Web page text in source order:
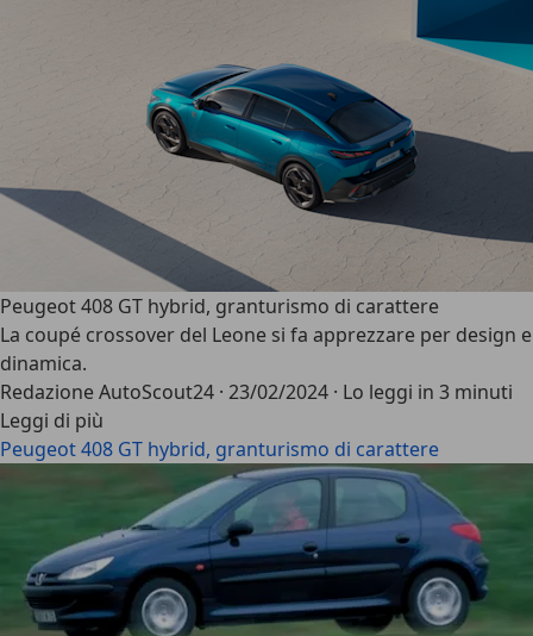
Peugeot 408 GT hybrid, granturismo di carattere
La coupé crossover del Leone si fa apprezzare per design e
dinamica.
Redazione AutoScout24 · 23/02/2024 · Lo leggi in 3 minuti
Leggi di più
Peugeot 408 GT hybrid, granturismo di carattere